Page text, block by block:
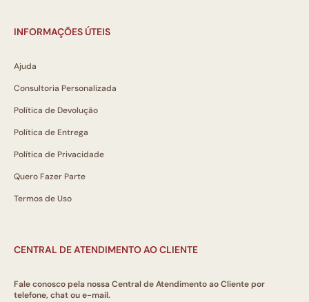
INFORMAÇÕES ÚTEIS
Ajuda
Consultoria Personalizada
Política de Devolução
Política de Entrega
Política de Privacidade
Quero Fazer Parte
Termos de Uso
CENTRAL DE ATENDIMENTO AO CLIENTE
Fale conosco pela nossa Central de Atendimento ao Cliente por
telefone, chat ou e-mail.